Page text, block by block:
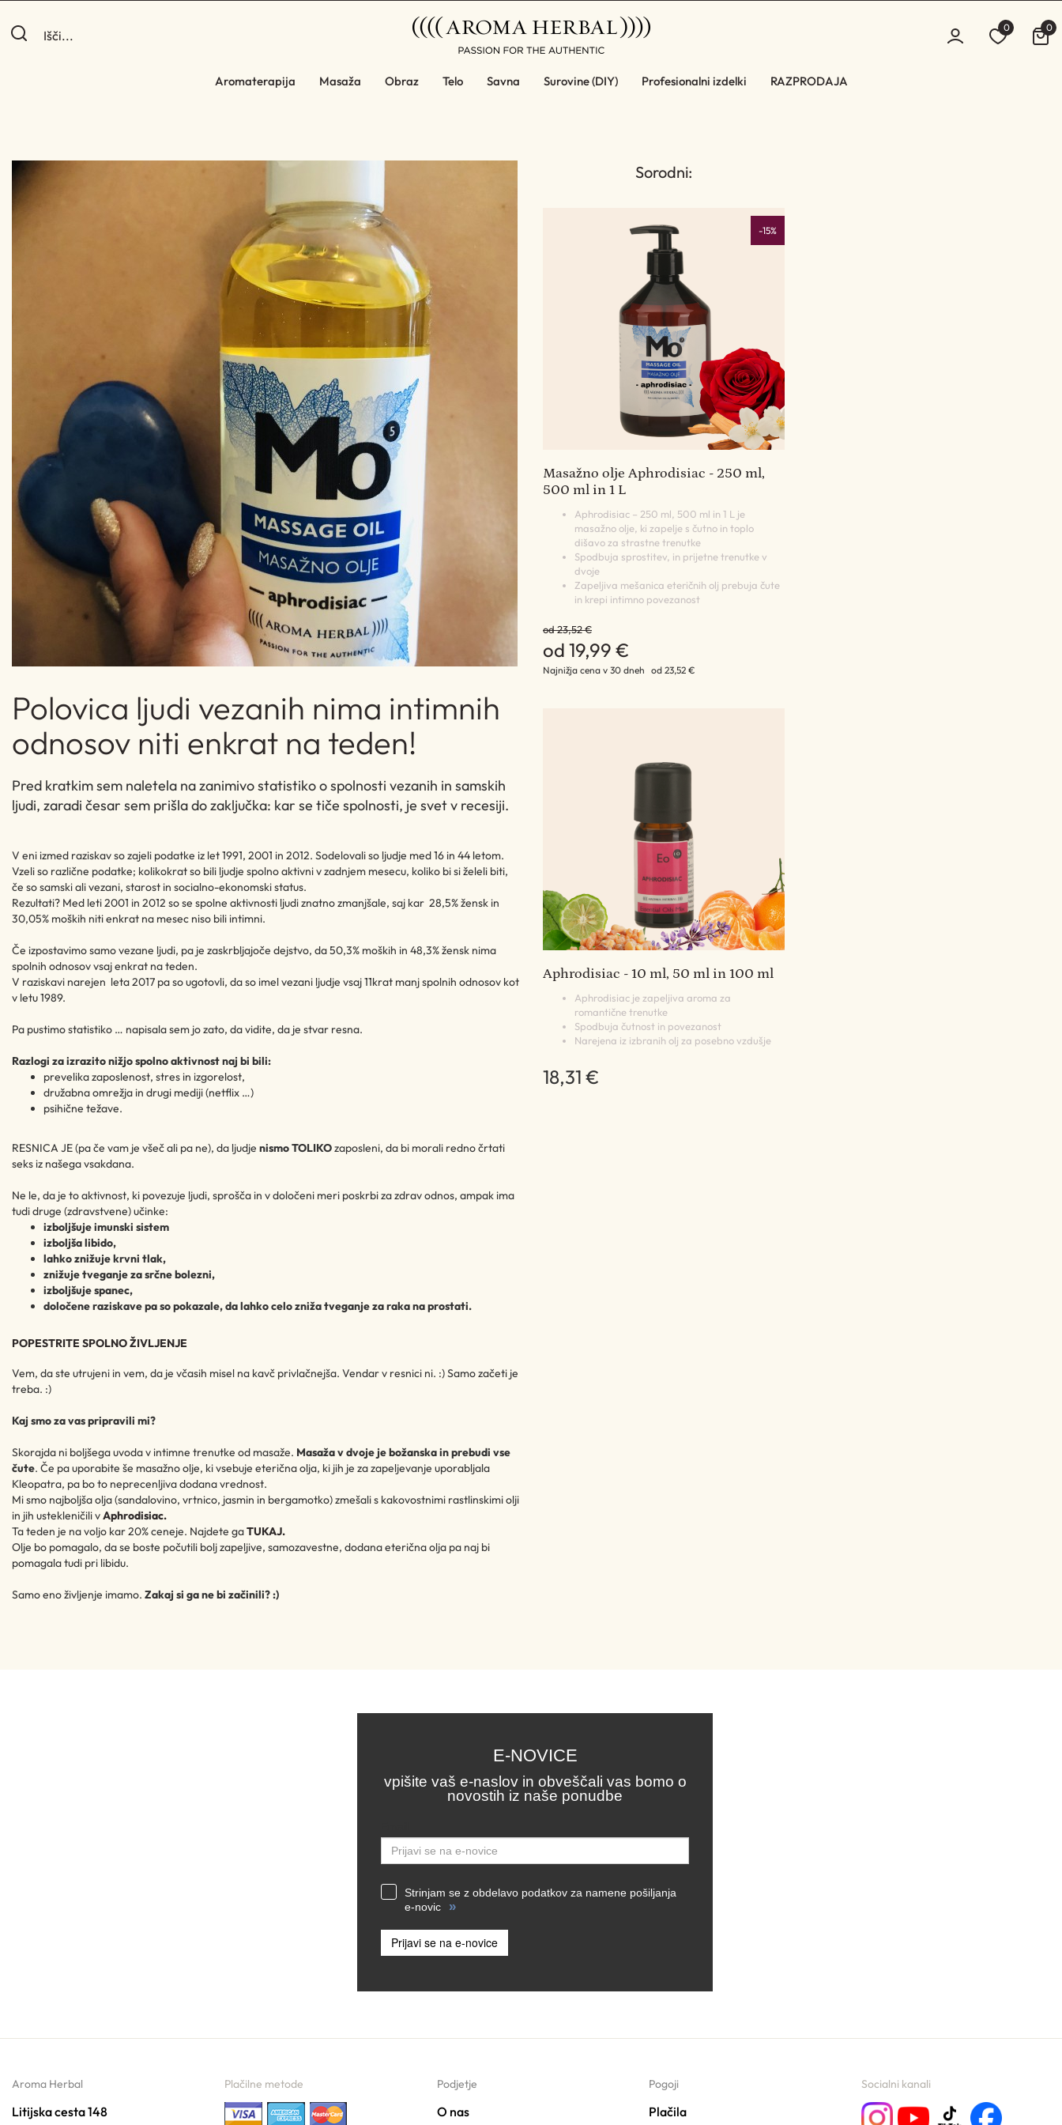
0 0
Aromaterapija Masaža Obraz Telo Savna Surovine (DIY) Profesionalni izdelki RAZPRODAJA
Polovica ljudi vezanih nima intimnih
odnosov niti enkrat na teden!
Pred kratkim sem naletela na zanimivo statistiko o spolnosti vezanih in samskih
ljudi, zaradi česar sem prišla do zaključka: kar se tiče spolnosti, je svet v recesiji.
V eni izmed raziskav so zajeli podatke iz let 1991, 2001 in 2012. Sodelovali so ljudje med 16 in 44 letom.
Vzeli so različne podatke; kolikokrat so bili ljudje spolno aktivni v zadnjem mesecu, koliko bi si želeli biti,
če so samski ali vezani, starost in socialno-ekonomski status.
Rezultati? Med leti 2001 in 2012 so se spolne aktivnosti ljudi znatno zmanjšale, saj kar 28,5% žensk in
30,05% moških niti enkrat na mesec niso bili intimni.
Če izpostavimo samo vezane ljudi, pa je zaskrbljajoče dejstvo, da 50,3% moških in 48,3% žensk nima
spolnih odnosov vsaj enkrat na teden.
V raziskavi narejen leta 2017 pa so ugotovli, da so imel vezani ljudje vsaj 11krat manj spolnih odnosov kot
v letu 1989.
Pa pustimo statistiko … napisala sem jo zato, da vidite, da je stvar resna.
Razlogi za izrazito nižjo spolno aktivnost naj bi bili:
prevelika zaposlenost, stres in izgorelost,
družabna omrežja in drugi mediji (netflix …)
psihične težave.
RESNICA JE (pa če vam je všeč ali pa ne), da ljudje nismo TOLIKOzaposleni, da bi morali redno črtati
seks iz našega vsakdana.
Ne le, da je to aktivnost, ki povezuje ljudi, sprošča in v določeni meri poskrbi za zdrav odnos, ampak ima
tudi druge (zdravstvene) učinke:
izboljšuje imunski sistem
izboljša libido,
lahko znižuje krvni tlak,
znižuje tveganje za srčne bolezni,
izboljšuje spanec,
določene raziskave pa so pokazale, da lahko celo zniža tveganje za raka na prostati.
POPESTRITE SPOLNO ŽIVLJENJE
Vem, da ste utrujeni in vem, da je včasih misel na kavč privlačnejša. Vendar v resnici ni. :) Samo začeti je
treba. :)
Kaj smo za vas pripravili mi?
Skorajda ni boljšega uvoda v intimne trenutke od masaže. Masaža v dvoje je božanska in prebudi vse
čute. Če pa uporabite še masažno olje, ki vsebuje eterična olja, ki jih je za zapeljevanje uporabljala
Kleopatra, pa bo to neprecenljiva dodana vrednost.
Mi smo najboljša olja (sandalovino, vrtnico, jasmin in bergamotko) zmešali s kakovostnimi rastlinskimi olji
in jih ustekleničili vAphrodisiac.
Ta teden je na voljo kar 20% ceneje. Najdete gaTUKAJ.
Olje bo pomagalo, da se boste počutili bolj zapeljive, samozavestne, dodana eterična olja pa naj bi
pomagala tudi pri libidu.
Samo eno življenje imamo. Zakaj si ga ne bi začinili? :)
Sorodni:
-15%
Masažno olje Aphrodisiac - 250 ml,
500 ml in 1 L
Aphrodisiac – 250 ml, 500 ml in 1 L je
masažno olje, ki zapelje s čutno in toplo
dišavo za strastne trenutke
Spodbuja sprostitev, in prijetne trenutke v
dvoje
Zapeljiva mešanica eteričnih olj prebuja čute
in krepi intimno povezanost
od 23,52 €
od 19,99 €
Najnižja cena v 30 dneh od 23,52 €
Aphrodisiac - 10 ml, 50 ml in 100 ml
Aphrodisiac je zapeljiva aroma za
romantične trenutke
Spodbuja čutnost in povezanost
Narejena iz izbranih olj za posebno vzdušje
18,31 €
E-NOVICE
vpišite vaš e-naslov in obveščali vas bomo o
novostih iz naše ponudbe
Strinjam se z obdelavo podatkov za namene pošiljanja
e-novic
»
Prijavi se na e-novice
Aroma Herbal
Litijska cesta 148
Plačilne metode Podjetje
O nas
Pogoji
Plačila
Socialni kanali